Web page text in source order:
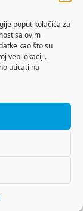
poput kolačića za
sa ovim
kao što su
veb lokaciji.
uticati na